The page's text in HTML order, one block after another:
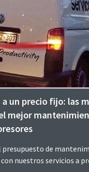
a un precio fijo: las
mejor
de
nuestros servicios a